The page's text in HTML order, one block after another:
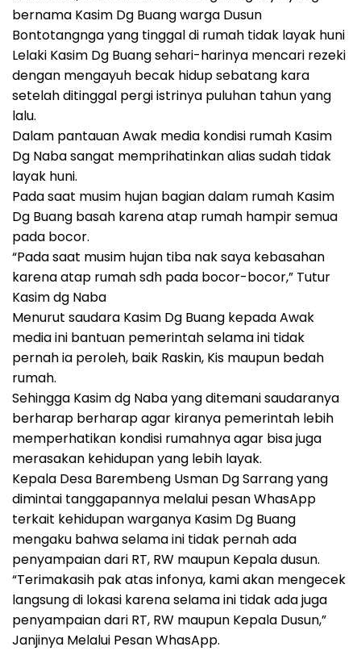
bernama Kasim Dg Buang warga Dusun
Bontotangnga yang tinggal di rumah tidak layak huni
Lelaki Kasim Dg Buang sehari-harinya mencari rezeki
dengan mengayuh becak hidup sebatang kara
setelah ditinggal pergi istrinya puluhan tahun yang
lalu.
Dalam pantauan Awak media kondisi rumah Kasim
Dg Naba sangat memprihatinkan alias sudah tidak
layak huni.
Pada saat musim hujan bagian dalam rumah Kasim
Dg Buang basah karena atap rumah hampir semua
pada bocor.
“Pada saat musim hujan tiba nak saya kebasahan
karena atap rumah sdh pada bocor-bocor,” Tutur
Kasim dg Naba
Menurut saudara Kasim Dg Buang kepada Awak
media ini bantuan pemerintah selama ini tidak
pernah ia peroleh, baik Raskin, Kis maupun bedah
rumah.
Sehingga Kasim dg Naba yang ditemani saudaranya
berharap berharap agar kiranya pemerintah lebih
memperhatikan kondisi rumahnya agar bisa juga
merasakan kehidupan yang lebih layak.
Kepala Desa Barembeng Usman Dg Sarrang yang
dimintai tanggapannya melalui pesan WhasApp
terkait kehidupan warganya Kasim Dg Buang
mengaku bahwa selama ini tidak pernah ada
penyampaian dari RT, RW maupun Kepala dusun.
“Terimakasih pak atas infonya, kami akan mengecek
langsung di lokasi karena selama ini tidak ada juga
penyampaian dari RT, RW maupun Kepala Dusun,”
Janjinya Melalui Pesan WhasApp.